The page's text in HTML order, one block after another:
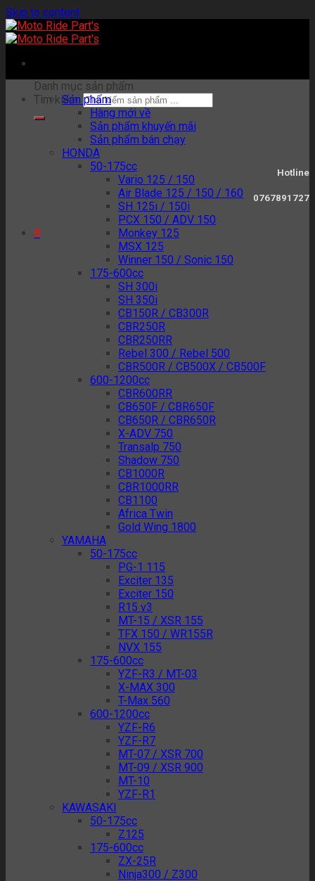
Skip to content
Tìm kiếm:
Hotline
0767891727
0
Danh mục sản phẩm
Sản phẩm
Hàng mới về
Sản phẩm khuyến mãi
Sản phẩm bán chạy
HONDA
50-175cc
Vario 125 / 150
Air Blade 125 / 150 / 160
SH 125i / 150i
PCX 150 / ADV 150
Monkey 125
MSX 125
Winner 150 / Sonic 150
175-600cc
SH 300i
SH 350i
CB150R / CB300R
CBR250R
CBR250RR
Rebel 300 / Rebel 500
CBR500R / CB500X / CB500F
600-1200cc
CBR600RR
CB650F / CBR650F
CB650R / CBR650R
X-ADV 750
Transalp 750
Shadow 750
CB1000R
CBR1000RR
CB1100
Africa Twin
Gold Wing 1800
YAMAHA
50-175cc
PG-1 115
Exciter 135
Exciter 150
R15 v3
MT-15 / XSR 155
TFX 150 / WR155R
NVX 155
175-600cc
YZF-R3 / MT-03
X-MAX 300
T-Max 560
600-1200cc
YZF-R6
YZF-R7
MT-07 / XSR 700
MT-09 / XSR 900
MT-10
YZF-R1
KAWASAKI
50-175cc
Z125
175-600cc
ZX-25R
Ninja300 / Z300